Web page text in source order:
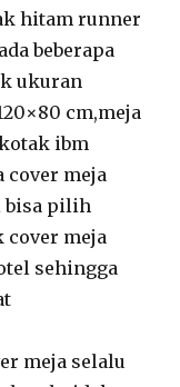
hitam runner
beberapa
ukuran
cm,meja
ibm
cover meja
bisa pilih
cover meja
sehingga
meja selalu